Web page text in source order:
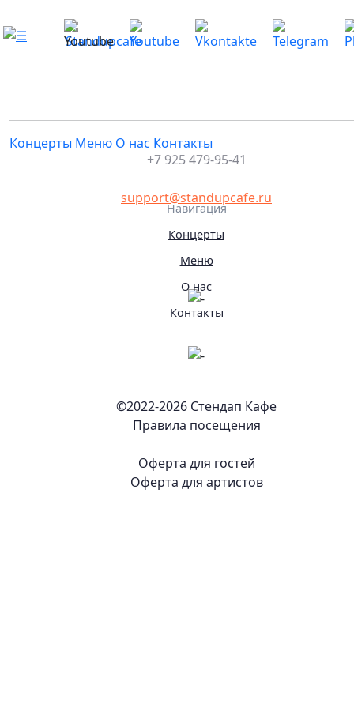
Концерты Меню О нас Контакты
+7 925 479-95-41
support@standupcafe.ru
Навигация
Концерты
Меню
О нас
Контакты
©2022-2026 Стендап Кафе
Правила посещения
Оферта для гостей
Оферта для артистов